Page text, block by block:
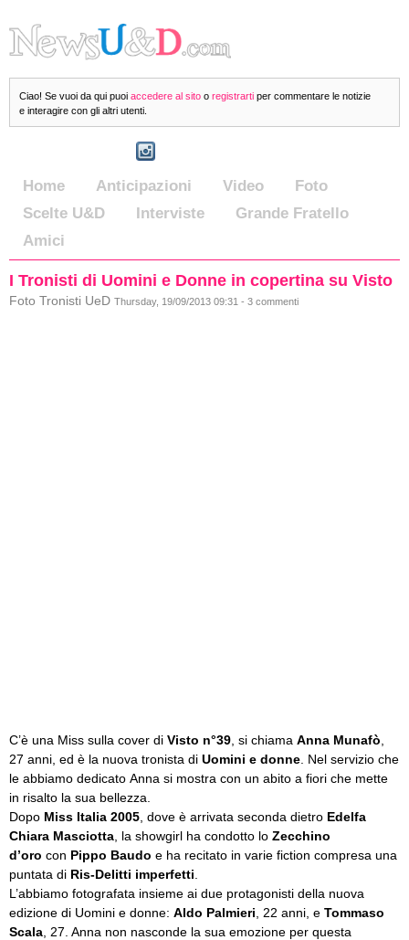
Ciao! Se vuoi da qui puoi accedere al sito o registrarti per commentare le notizie
e interagire con gli altri utenti.
Home Anticipazioni Video
Foto
Scelte U&D
Interviste
Grande Fratello
Amici
I Tronisti di Uomini e Donne in copertina su Visto
Foto Tronisti UeD Thursday, 19/09/2013 09:31 - 3 commenti
C’è una Miss sulla cover di Visto n°39 , si chiama Anna Munafò
27 anni, ed è la nuova tronista di Uomini e donne . Nel servizio che
le abbiamo dedicato Anna si mostra con un abito a fiori che mette
in risalto la sua bellezza.
Dopo Miss Italia 2005 , dove è arrivata seconda dietro Edelfa
Chiara Masciotta , la showgirl ha condotto lo Zecchino
d’oro con Pippo Baudo e ha recitato in varie fiction compresa una
puntata di Ris-Delitti imperfetti
L’abbiamo fotografata insieme ai due protagonisti della nuova
edizione di Uomini e donne: Aldo Palmieri , 22 anni, e Tommaso
Scala , 27. Anna non nasconde la sua emozione per questa